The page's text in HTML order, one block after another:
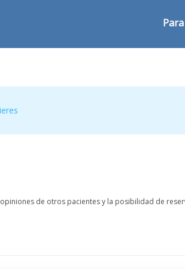
de otros pacientes y la posibilidad de